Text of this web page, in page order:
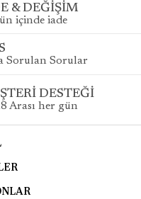
& DEĞİŞİM
içinde iade
Sorulan Sorular
DESTEĞİ
Arası her gün